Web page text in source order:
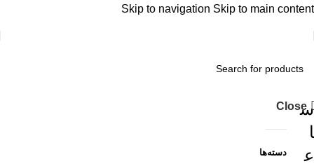
Skip to navigation Skip to main content
س
ا
ع
Close
دسته‌ها